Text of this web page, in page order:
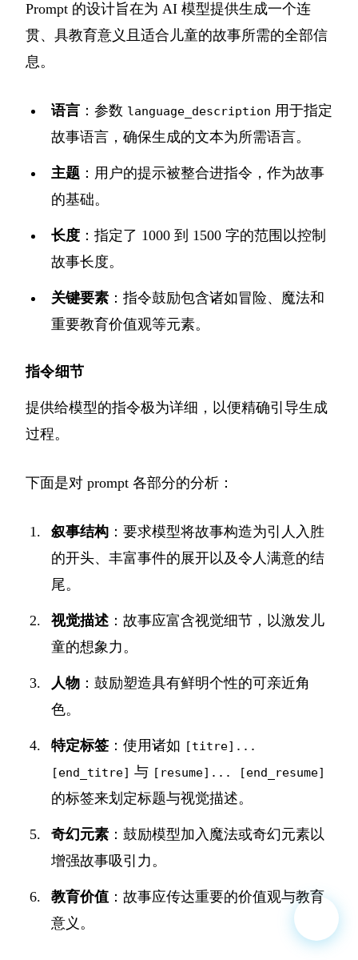
Prompt 的设计旨在为 AI 模型提供生成一个连
贯、具教育意义且适合儿童的故事所需的全部信
息。
语言 ：参数 language_description 用于指定
故事语言，确保生成的文本为所需语言。
主题 ：用户的提示被整合进指令，作为故事
的基础。
长度 ：指定了 1000 到 1500 字的范围以控制
故事长度。
关键要素 ：指令鼓励包含诸如冒险、魔法和
重要教育价值观等元素。
指令细节
提供给模型的指令极为详细，以便精确引导生成
过程。
下面是对 prompt 各部分的分析：
叙事结构 ：要求模型将故事构造为引人入胜
的开头、丰富事件的展开以及令人满意的结
尾。
视觉描述：故事应富含视觉细节，以激发儿
童的想象力。
人物 ：鼓励塑造具有鲜明个性的可亲近角
色。
特定标签 ：使用诸如 [titre]...
[end_titre] 与 [resume]... [end_resume]
的标签来划定标题与视觉描述。
奇幻元素 ：鼓励模型加入魔法或奇幻元素以
增强故事吸引力。
教育价值 ：故事应传达重要的价值观与教育
意义。